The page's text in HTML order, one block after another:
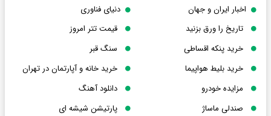
اخبار ایران و جهان
دنیای فناوری
تاریخ را ورق بزنید
قیمت تتر امروز
خرید پنکه اقساطی
سنگ قبر
خرید بلیط هواپیما
خرید خانه و آپارتمان در تهران
مزایده خودرو
دانلود آهنگ
صندلی ماساژ
پارتیشن شیشه ای